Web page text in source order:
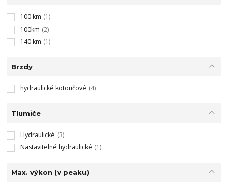
100 km (1)
100km (2)
140 km (1)
Brzdy
hydraulické kotoučové (4)
Tlumiče
Hydraulické (3)
Nastavitelné hydraulické (1)
Max. výkon (v peaku)